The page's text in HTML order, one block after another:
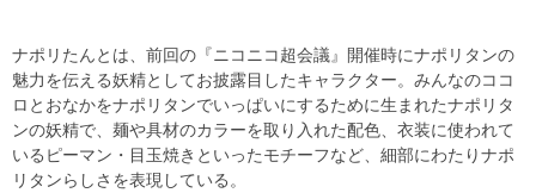
ナポリたんとは、前回の『ニコニコ超会議』開催時にナポリタンの
魅力を伝える妖精としてお披露目したキャラクター。みんなのココ
ロとおなかをナポリタンでいっぱいにするために生まれたナポリタ
ンの妖精で、麺や具材のカラーを取り入れた配色、衣装に使われて
いるピーマン・目玉焼きといったモチーフなど、細部にわたりナポ
リタンらしさを表現している。